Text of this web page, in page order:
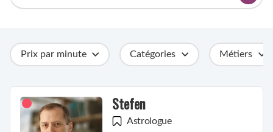
Prix par minute Catégories Métiers
Stefen
Astrologue